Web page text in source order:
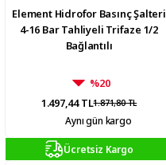
Element Hidrofor Basınç Şalteri
4-16 Bar Tahliyeli Trifaze 1/2
Bağlantılı
%20
1.497,44 TL1.871,80 TL
Aynı gün kargo
Ücretsiz Kargo